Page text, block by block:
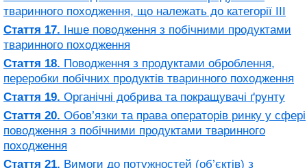
тваринного походження, що належать до категорії III
Стаття 17. Інше поводження з побічними продуктами
тваринного походження
Стаття 18. Поводження з продуктами оброблення,
переробки побічних продуктів тваринного походження
Стаття 19. Органічні добрива та покращувачі ґрунту
Стаття 20. Обов’язки та права операторів ринку у сфері
поводження з побічними продуктами тваринного
походження
Стаття 21. Вимоги до потужностей (об’єктів) з